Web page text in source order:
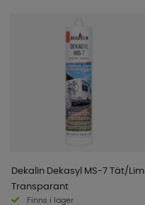
Dekalin Dekasyl MS-7 Tät/Lim
Transparant
Finns i lager